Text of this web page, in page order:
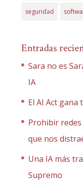
seguridad
Entradas
Sara no es
IA
El AI Act
Prohibir redes
que nos
Una IA más
Supremo